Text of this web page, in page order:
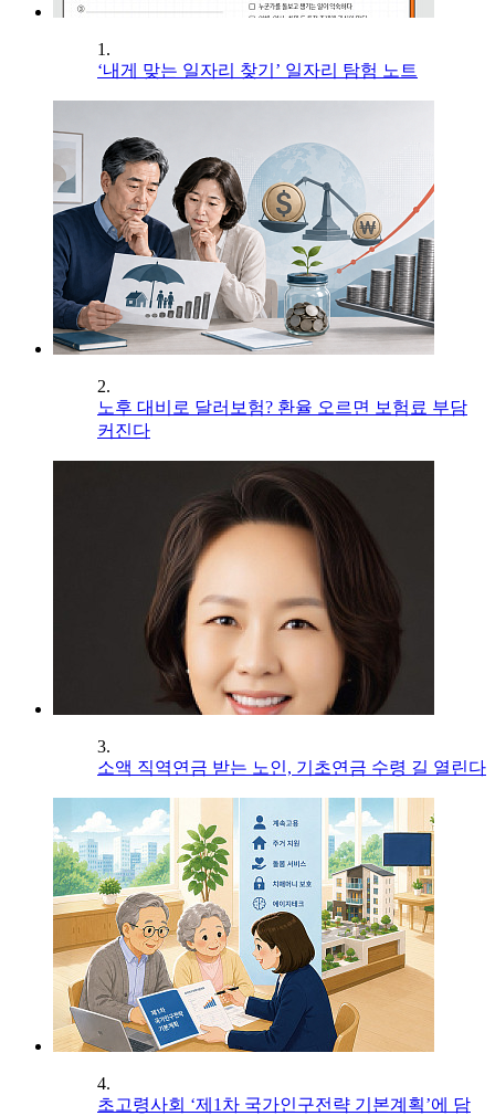
1.
‘내게 맞는 일자리 찾기’ 일자리 탐험 노트
2.
노후 대비로 달러보험? 환율 오르면 보험료 부담
커진다
3.
소액 직역연금 받는 노인, 기초연금 수령 길 열린다
4.
초고령사회 ‘제1차 국가인구전략 기본계획’에 담